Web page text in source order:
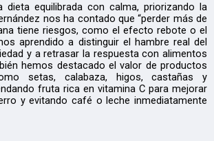
dieta equilibrada con calma, priorizando la
nos ha contado que “perder más de
tiene riesgos, como el efecto rebote o el
aprendido a distinguir el hambre real del
y a retrasar la respuesta con alimentos
hemos destacado el valor de productos
setas, calabaza, higos, castañas y
fruta rica en vitamina C para mejorar
y evitando café o leche inmediatamente